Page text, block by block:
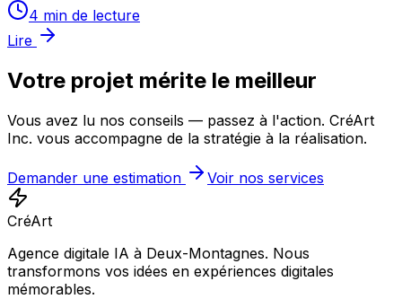
4 min de lecture
Lire
Votre projet mérite le meilleur
Vous avez lu nos conseils — passez à l'action. CréArt
Inc. vous accompagne de la stratégie à la réalisation.
Demander une estimation Voir nos services
CréArt
Agence digitale IA à Deux-Montagnes. Nous
transformons vos idées en expériences digitales
mémorables.